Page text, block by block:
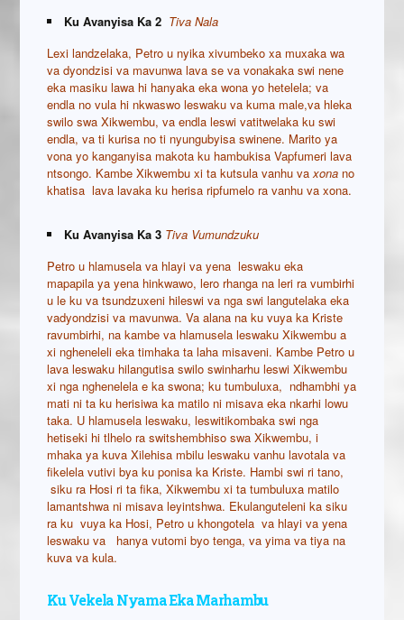
Ku Avanyisa Ka 2 Tiva Nala
Lexi landzelaka, Petro u nyika xivumbeko xa muxaka wa
va dyondzisi va mavunwa lava se va vonakaka swi nene
eka masiku lawa hi hanyaka eka wona yo hetelela; va
endla no vula hi nkwaswo leswaku va kuma male,va hleka
swilo swa Xikwembu, va endla leswi vatitwelaka ku swi
endla, va ti kurisa no ti nyungubyisa swinene. Marito ya
vona yo kanganyisa makota ku hambukisa Vapfumeri lava
ntsongo. Kambe Xikwembu xi ta kutsula vanhu vaxona no
khatisa lava lavaka ku herisa ripfumelo ra vanhu va xona.
Ku Avanyisa Ka 3 Tiva Vumundzuku
Petro u hlamusela va hlayi va yena leswaku eka
mapapila ya yena hinkwawo, lero rhanga na leri ra vumbirhi
u le ku va tsundzuxeni hileswi va nga swi langutelaka eka
vadyondzisi va mavunwa. Va alana na ku vuya ka Kriste
ravumbirhi, na kambe va hlamusela leswaku Xikwembu a
xi ngheneleli eka timhaka ta laha misaveni. Kambe Petro u
lava leswaku hilangutisa swilo swinharhu leswi Xikwembu
xi nga nghenelela e ka swona; ku tumbuluxa, ndhambhi ya
mati ni ta ku herisiwa ka matilo ni misava eka nkarhi lowu
taka. U hlamusela leswaku, leswitikombaka swi nga
hetiseki hi tlhelo ra switshembhiso swa Xikwembu, i
mhaka ya kuva Xilehisa mbilu leswaku vanhu lavotala va
fikelela vutivi bya ku ponisa ka Kriste. Hambi swi ri tano,
siku ra Hosi ri ta fika, Xikwembu xi ta tumbuluxa matilo
lamantshwa ni misava leyintshwa. Ekulanguteleni ka siku
ra ku vuya ka Hosi, Petro u khongotela va hlayi va yena
leswaku va hanya vutomi byo tenga, va yima va tiya na
kuva va kula.
Ku Vekela Nyama Eka Marhambu